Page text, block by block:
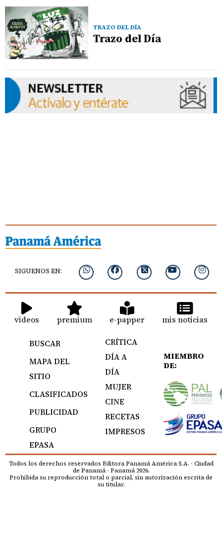
TRAZO DEL DÍA
Trazo del Día
SIGUENOS EN:
videos premium e-papper mis noticias
BUSCAR
MAPA DEL
SITIO
CLASIFICADOS
PUBLICIDAD
GRUPO
EPASA
CRÍTICA
DÍA A
DÍA
MUJER
CINE
RECETAS
IMPRESOS
MIEMBRO
DE:
Todos los derechos reservados Editora Panamá América S.A. - Ciudad
de Panamá - Panamá 2026.
Prohibida su reproducción total o parcial, sin autorización escrita de
su titular.